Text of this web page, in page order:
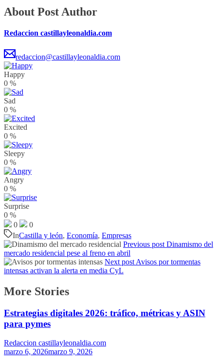
About Post Author
Redaccion castillayleonaldia.com
redaccion@castillayleonaldia.com
Happy
0 %
Sad
0 %
Excited
0 %
Sleepy
0 %
Angry
0 %
Surprise
0 %
0
0
InCastilla y león, Economía, Empresas
Previous post Dinamismo del
mercado residencial pese al freno en abril
Next postAvisos por tormentas
intensas activan la alerta en media CyL
More Stories
Estrategias digitales 2026: tráfico, métricas y ASIN
para pymes
Redaccion castillayleonaldia.com
marzo 6, 2026marzo 9, 2026